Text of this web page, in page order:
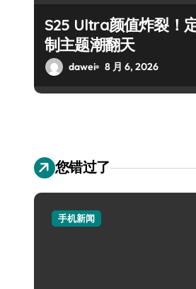
S25 Ultra颜值炸裂！
制主题潮翻天
dawei 8 月 6, 2026
您错过了
手机新闻